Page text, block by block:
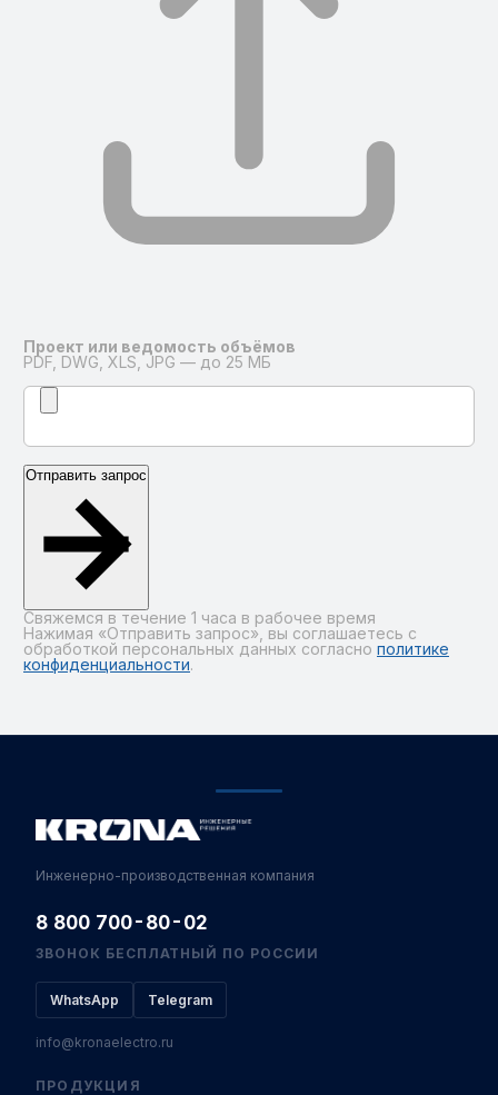
Проект или ведомость объёмов
PDF, DWG, XLS, JPG — до 25 МБ
Отправить запрос
Свяжемся в течение 1 часа в рабочее время
Нажимая «Отправить запрос», вы соглашаетесь с
обработкой персональных данных согласно политике
конфиденциальности.
Инженерно-производственная компания
8 800 700-80-02
ЗВОНОК БЕСПЛАТНЫЙ ПО РОССИИ
WhatsApp Telegram
info@kronaelectro.ru
ПРОДУКЦИЯ